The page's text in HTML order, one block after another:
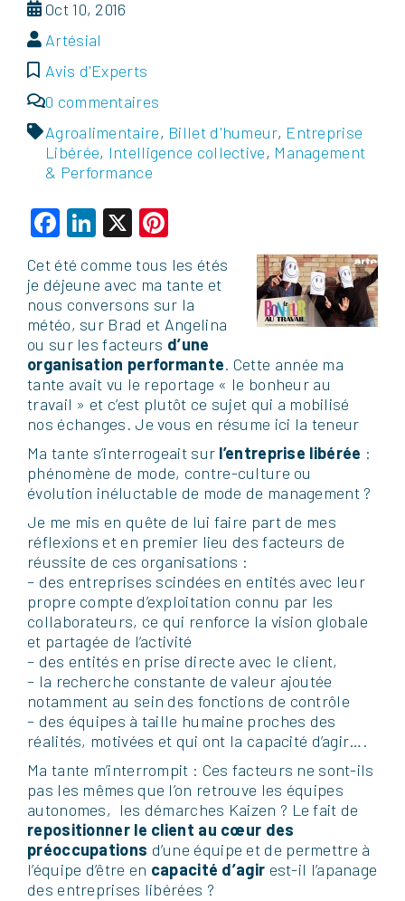
Oct 10, 2016
Artésial
Avis d'Experts
0 commentaires
Agroalimentaire, Billet d'humeur, Entreprise
Libérée, Intelligence collective, Management
& Performance
Facebook
LinkedIn
X
Cet été comme tous les étés
je déjeune avec ma tante et
nous conversons sur la
météo, sur Brad et Angelina
ou sur les facteurs d’une
organisation performante. Cette année ma
tante avait vu le reportage « le bonheur au
travail » et c’est plutôt ce sujet qui a mobilisé
nos échanges. Je vous en résume ici la teneur
Ma tante s’interrogeait sur l’entreprise libérée :
phénomène de mode, contre-culture ou
évolution inéluctable de mode de management ?
Je me mis en quête de lui faire part de mes
réflexions et en premier lieu des facteurs de
réussite de ces organisations :
– des entreprises scindées en entités avec leur
propre compte d’exploitation connu par les
collaborateurs, ce qui renforce la vision globale
et partagée de l’activité
– des entités en prise directe avec le client,
– la recherche constante de valeur ajoutée
notamment au sein des fonctions de contrôle
– des équipes à taille humaine proches des
réalités, motivées et qui ont la capacité d’agir….
Ma tante m’interrompit : Ces facteurs ne sont-ils
pas les mêmes que l’on retrouve les équipes
autonomes, les démarches Kaizen ? Le fait de
repositionner le client au cœur des
préoccupations d’une équipe et de permettre à
l’équipe d’être en capacité d’agir est-il l’apanage
des entreprises libérées ?